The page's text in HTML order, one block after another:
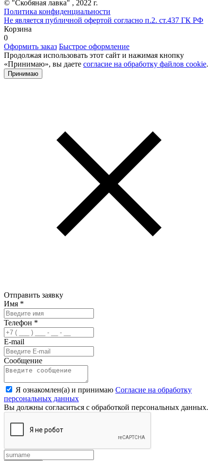
© "Скобяная лавка" , 2022 г.
Политика конфиденциальности
Не является публичной офертой согласно п.2. ст.437 ГК РФ
Корзина
0
Оформить заказ Быстрое оформление
Продолжая использовать этот сайт и нажимая кнопку
«Принимаю», вы даете согласие на обработку файлов cookie.
Принимаю
Отправить заявку
Имя *
Телефон *
E-mail
Сообщение
Я ознакомлен(а) и принимаю Согласие на обработку
персональных данных
Вы должны согласиться с обработкой персональных данных.